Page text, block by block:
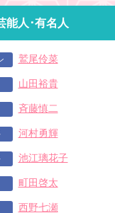
能人･有名人
鷲尾伶菜
山田裕貴
斉藤慎二
河村勇輝
池江璃花子
町田啓太
西野七瀬